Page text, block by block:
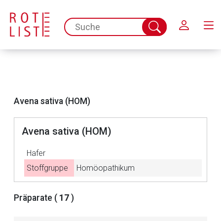
spc.search.input.placeholder
Suche
abschicken
Avena sativa (HOM)
Avena sativa (HOM)
Hafer
Stoffgruppe
Homöopathikum
Präparate ( 17 )
Aufruf einer externen Seite